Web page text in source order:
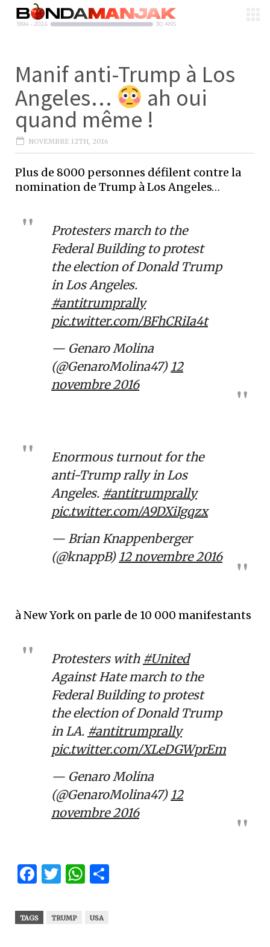
Manif anti-Trump à Los
Angeles…
ah oui
quand même !
NOVEMBRE 12TH, 2016
Plus de 8000 personnes défilent contre la
nomination de Trump à Los Angeles…
Protesters march to the
Federal Building to protest
the election of Donald Trump
in Los Angeles.
#antitrumprally
pic.twitter.com/BFhCRiIa4t
— Genaro Molina
(@GenaroMolina47) 12
novembre 2016
Enormous turnout for the
anti-Trump rally in Los
Angeles. #antitrumprally
pic.twitter.com/A9DXiIgqzx
— Brian Knappenberger
(@knappB) 12 novembre 2016
à New York on parle de 10 000 manifestants
Protesters with #United
Against Hate march to the
Federal Building to protest
the election of Donald Trump
in LA. #antitrumprally
pic.twitter.com/XLeDGWprEm
— Genaro Molina
(@GenaroMolina47) 12
novembre 2016
Facebook
Twitter
WhatsApp
TAGS TRUMP USA